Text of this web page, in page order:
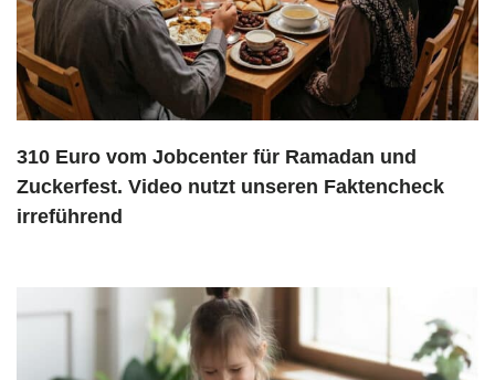
310 Euro vom Jobcenter für Ramadan und
Zuckerfest. Video nutzt unseren Faktencheck
irreführend